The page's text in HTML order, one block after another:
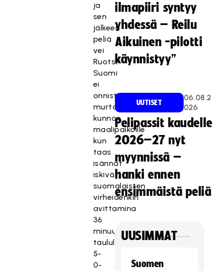
ja
sen
jälkeen
peliä
vei
Ruotsi.
Suomi
ei
onnistunut
murtautumaan
kunnon
maalipaikoille
kun
taas
isännät
iskivät
suomalaisten
virheidenkin
avittamina
36
minuutissa
taululle
5-
0-
ilmapiiri syntyy
yhdessä – Reilu
Aikuinen -pilotti
käynnistyy”
UUTISET
06.08.2
026
Pelipassit kaudelle
2026–27 nyt
myynnissä –
hanki ennen
ensimmäistä peliä
UUSIMMAT
Suomen